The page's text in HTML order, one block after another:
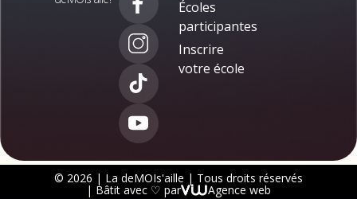
Écoles
participantes
Inscrire
votre école
© 2026 | La deMOIs'aille | Tous droits réservés
| Bâtit avec ♡ par Agence web